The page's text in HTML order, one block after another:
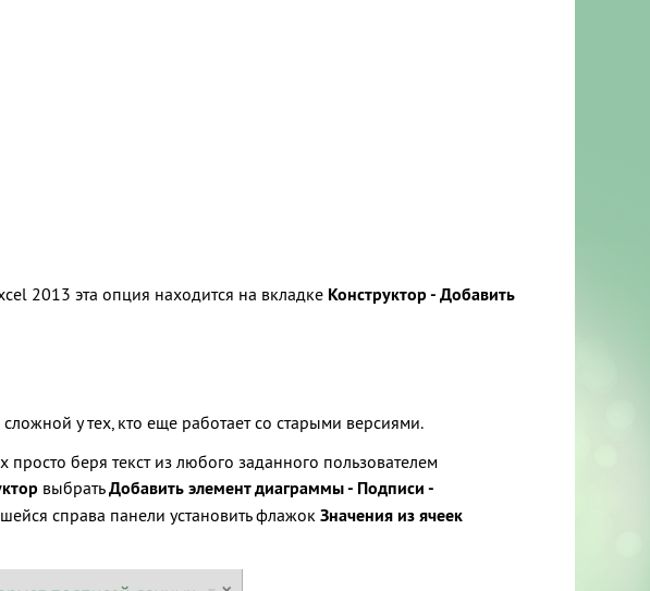
2013 эта опция находится на вкладке Конструктор - Добавить
у тех, кто еще работает со старыми версиями.
беря текст из любого заданного пользователем
выбратьДобавить элемент диаграммы - Подписи -
справа панели установить флажок Значения из ячеек